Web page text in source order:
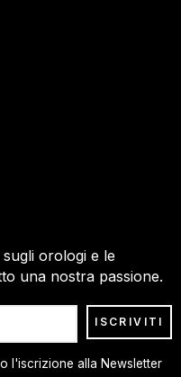
orologi e le
una nostra passione.
l'iscrizione alla Newsletter